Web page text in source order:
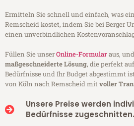
Ermitteln Sie schnell und einfach, was
Remscheid kostet, indem Sie bei Berger
einen unverbindlichen
Füllen Sie unserOnline-Formularaus,
maßgeschneiderte Lösung, die perfekt
Bedürfnisse und Ihr Budget abgestimmt
von Köln nach Remscheid mitvoller
Unsere Preise werden
Bedürfnisse zugeschnitten.